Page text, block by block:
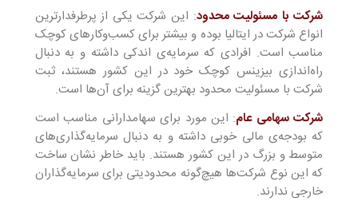
شرکت با مسئولیت محدود: این شرکت یکی از پرطرفدارترین
انواع شرکت در ایتالیا بوده و بیشتر برای کسب‌وکارهای کوچک
مناسب است. افرادی که سرمایه‌ی اندکی داشته و به دنبال
راه‌اندازی بیزینس کوچک خود در این کشور هستند، ثبت
شرکت با مسئولیت محدود بهترین گزینه برای آن‌ها است.
شرکت سهامی عام: این مورد برای سهامدارانی مناسب است
که بودجه‌ی مالی خوبی داشته و به دنبال سرمایه‌گذاری‌های
متوسط و بزرگ در این کشور هستند. باید خاطر نشان ساخت
که این نوع شرکت‌ها هیچ‌گونه محدودیتی برای سرمایه‌گذاران
خارجی ندارند.